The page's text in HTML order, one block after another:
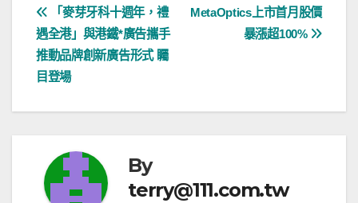
文
章
導
覽
MetaOptics上市首月股價
暴漲超100%
「麥芽牙科十週年，禮
遇全港」與港鐵*廣告攜手
推動品牌創新廣告形式 矚
目登場
By
terry@111.com.tw